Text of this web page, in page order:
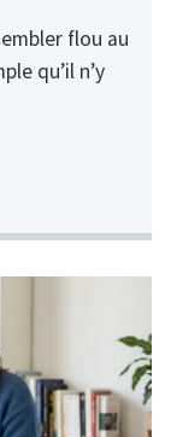
flou au
qu’il n’y